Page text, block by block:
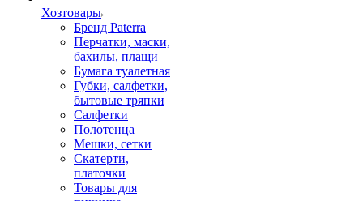
Хозтовары
Бренд Paterra
Перчатки, маски,
бахилы, плащи
Бумага туалетная
Губки, салфетки,
бытовые тряпки
Салфетки
Полотенца
Мешки, сетки
Скатерти,
платочки
Товары для